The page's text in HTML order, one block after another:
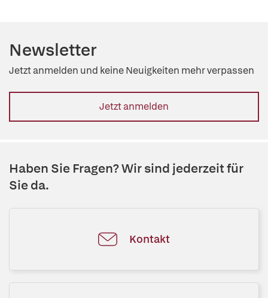
Newsletter
Jetzt anmelden und keine Neuigkeiten mehr verpassen
Jetzt anmelden
Haben Sie Fragen? Wir sind jederzeit für
Sie da.
Kontakt